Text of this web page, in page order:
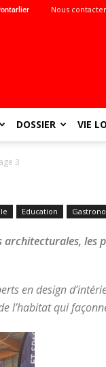
Nous contacter
DOSSIER VIE
3
Education
architecturales,
en design
l’habitat qui